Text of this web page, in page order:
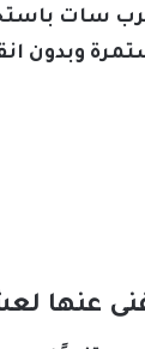
سات
وبدون
غنى عنها